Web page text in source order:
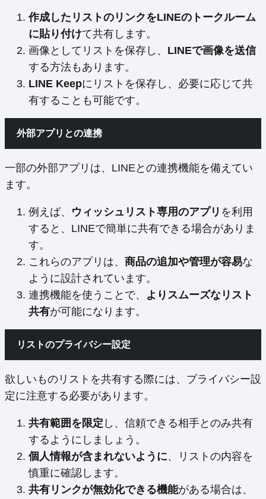
作成したリストのリンクをLINEのトークルーム
に貼り付けて共有します。
画像としてリストを保存し、 LINEで画像を送信
する方法もあります。
LINE Keepにリストを保存し、必要に応じて共
有することも可能です。
外部アプリとの連携
一部の外部アプリは、LINEとの連携機能を備えてい
ます。
例えば、 ウィッシュリスト専用のアプリ を利用
すると、LINEで簡単に共有できる場合がありま
す。
これらのアプリは、 商品の追加や管理が容易な
ように設計されています。
連携機能を使うことで、 よりスムーズなリスト
共有が可能になります。
リストのプライバシー設定
欲しいものリストを共有する際には、プライバシー設
定に注意する必要があります。
共有範囲を限定 し、信頼できる相手とのみ共有
するようにしましょう。
個人情報が含まれないように、リストの内容を
慎重に確認します。
共有リンクが無効化できる機能がある場合は、